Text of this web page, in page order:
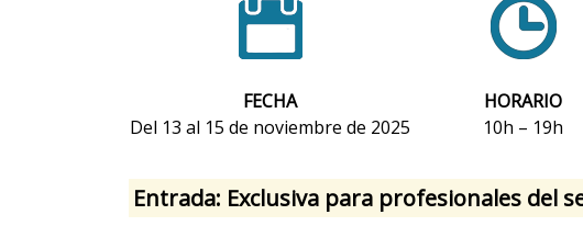
FECHA
Del 13 al 15 de noviembre de 2025
HORARIO
10h – 19h
Entrada: Exclusiva para profesionales del